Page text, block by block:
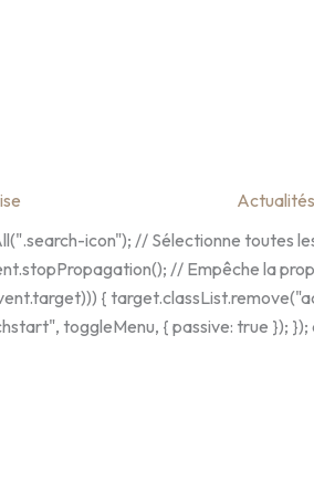
Actualités
icon"); // Sélectionne toutes
// Empêche la
{
toggleMenu, { passive: true });